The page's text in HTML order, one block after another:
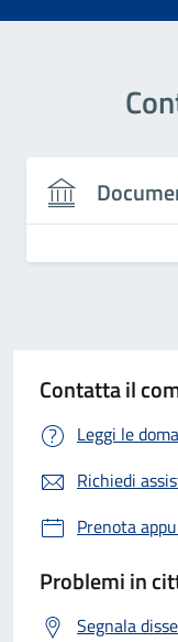
Contatta il
Leggi le
Richiedi
Prenota
Problemi in
Segnala